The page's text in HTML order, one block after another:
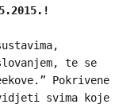
te se
Pokrivene
svima koje